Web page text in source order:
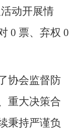
动开展情
0 票、弃权 0
协会监督防
重大决策合
秉持严谨负